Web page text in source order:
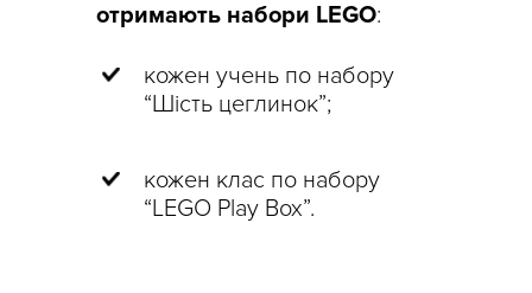
отримають набори LEGO:
кожен учень по набору
“Шість цеглинок”;
кожен клас по набору
“LEGO Play Box”.